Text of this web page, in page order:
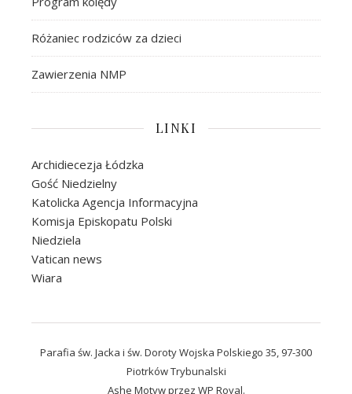
Różaniec rodziców za dzieci
Zawierzenia NMP
LINKI
Archidiecezja Łódzka
Gość Niedzielny
Katolicka Agencja Informacyjna
Komisja Episkopatu Polski
Niedziela
Vatican news
Wiara
Parafia św. Jacka i św. Doroty Wojska Polskiego 35, 97-300
Piotrków Trybunalski
Ashe Motyw przez WP Royal.